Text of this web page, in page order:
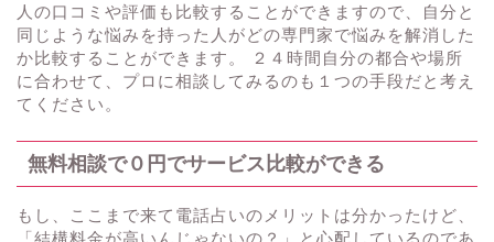
人の口コミや評価も比較することができますので、自分と
同じような悩みを持った人がどの専門家で悩みを解消した
か比較することができます。 ２４時間自分の都合や場所
に合わせて、プロに相談してみるのも１つの手段だと考え
てください。
無料相談で０円でサービス比較ができる
もし、ここまで来て電話占いのメリットは分かったけど、